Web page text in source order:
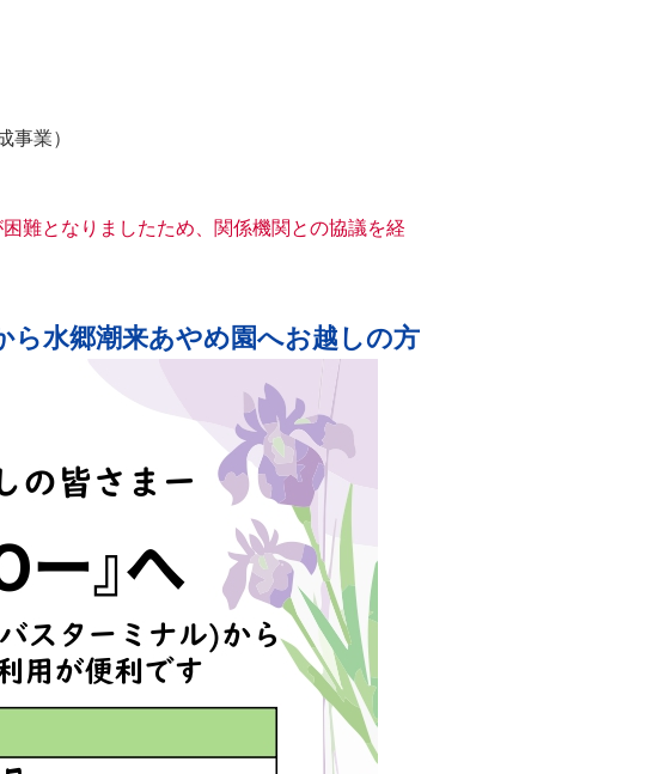
業）
難となりましたため、関係機関との協議を経
ら水郷潮来あやめ園へお越しの方